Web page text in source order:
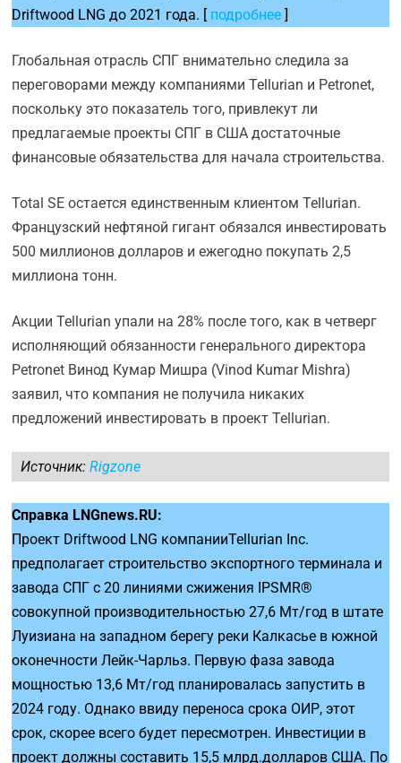
Driftwood LNG до 2021 года. [ подробнее]
Глобальная отрасль СПГ внимательно следила за
переговорами между компаниями Tellurian и Petronet,
поскольку это показатель того, привлекут ли
предлагаемые проекты СПГ в США достаточные
финансовые обязательства для начала строительства.
Total SE остается единственным клиентом Tellurian.
Французский нефтяной гигант обязался инвестировать
500 миллионов долларов и ежегодно покупать 2,5
миллиона тонн.
Акции Tellurian упали на 28% после того, как в четверг
исполняющий обязанности генерального директора
Petronet Винод Кумар Мишра (Vinod Kumar Mishra)
заявил, что компания не получила никаких
предложений инвестировать в проект Tellurian.
Источник:Rigzone
Справка LNGnews.RU:
Проект Driftwood LNG компанииTellurian Inc.
предполагает строительство экспортного терминала и
завода СПГ с 20 линиями сжижения IPSMR®
совокупной производительностью 27,6 Мт/год в штате
Луизиана на западном берегу реки Калкасье в южной
оконечности Лейк-Чарльз. Первую фаза завода
мощностью 13,6 Мт/год планировалась запустить в
2024 году. Однако ввиду переноса срока ОИР, этот
срок, скорее всего будет пересмотрен. Инвестиции в
проект должны составить 15,5 млрд.долларов США. По